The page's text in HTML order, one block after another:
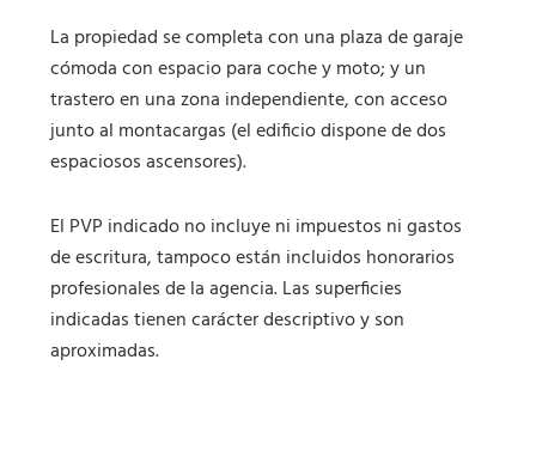
La propiedad se completa con una plaza de garaje
cómoda con espacio para coche y moto; y un
trastero en una zona independiente, con acceso
junto al montacargas (el edificio dispone de dos
espaciosos ascensores).
El PVP indicado no incluye ni impuestos ni gastos
de escritura, tampoco están incluidos honorarios
profesionales de la agencia. Las superficies
indicadas tienen carácter descriptivo y son
aproximadas.